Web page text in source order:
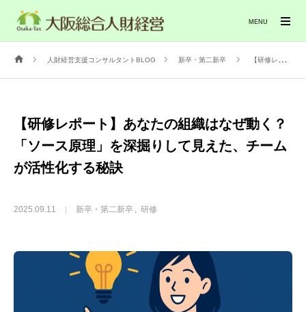
人財経営支援コンサルタントBLOG 新卒・第二新卒 【研修レポート】あなたの組織はなぜ動く？「ソース原理」を深掘りして見えた、チームが活性化する秘訣
【研修レポート】あなたの組織はなぜ動く？
「ソース原理」を深掘りして見えた、チーム
が活性化する秘訣
2025.09.11 新卒・第二新卒 研修
MENU